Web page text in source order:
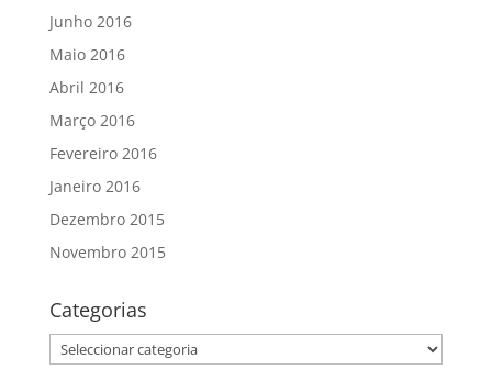
Junho 2016
Maio 2016
Abril 2016
Março 2016
Fevereiro 2016
Janeiro 2016
Dezembro 2015
Novembro 2015
Categorias
Categorias